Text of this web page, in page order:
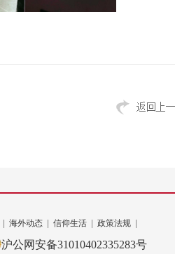
海外动态 信仰生活 政策法规
沪公网安备31010402335283号